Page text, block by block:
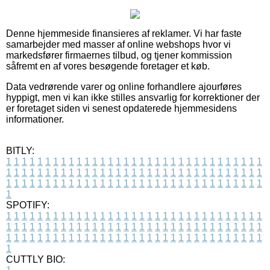
Denne hjemmeside finansieres af reklamer. Vi har faste
samarbejder med masser af online webshops hvor vi
markedsfører firmaernes tilbud, og tjener kommission
såfremt en af vores besøgende foretager et køb.
Data vedrørende varer og online forhandlere ajourføres
hyppigt, men vi kan ikke stilles ansvarlig for korrektioner der
er foretaget siden vi senest opdaterede hjemmesidens
informationer.
BITLY:
1 1 1 1 1 1 1 1 1 1 1 1 1 1 1 1 1 1 1 1 1 1 1 1 1 1 1 1 1 1 1 1 1
1 1 1 1 1 1 1 1 1 1 1 1 1 1 1 1 1 1 1 1 1 1 1 1 1 1 1 1 1 1 1 1 1
1 1 1 1 1 1 1 1 1 1 1 1 1 1 1 1 1 1 1 1 1 1 1 1 1 1 1 1 1 1 1 1 1
1
SPOTIFY:
1 1 1 1 1 1 1 1 1 1 1 1 1 1 1 1 1 1 1 1 1 1 1 1 1 1 1 1 1 1 1 1 1
1 1 1 1 1 1 1 1 1 1 1 1 1 1 1 1 1 1 1 1 1 1 1 1 1 1 1 1 1 1 1 1 1
1 1 1 1 1 1 1 1 1 1 1 1 1 1 1 1 1 1 1 1 1 1 1 1 1 1 1 1 1 1 1 1 1
1
CUTTLY BIO: